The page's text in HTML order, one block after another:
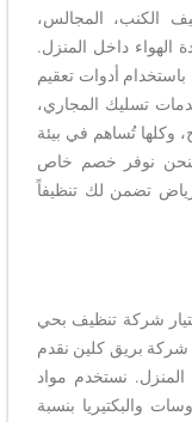
الكنب، المجالس،
داخل المنزل.
أدوات تعقيم
تسليك المجاري،
وكلها تُساهم في بيئة
فنحن نوفر خصم خاص
تضمن لك تنظيفاً
شركة تنظيف بحي
بريق كلين نقدم
نستخدم مواد
والبكتيريا بنسبة